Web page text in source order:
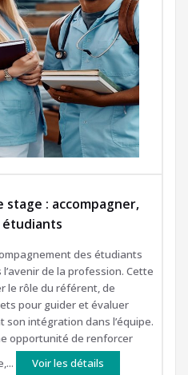
stage : accompagner,
des étudiants
de la profession. Cette
le rôle du référent, de
pour guider et évaluer
son intégration dans l’équipe.
opportunité de renforcer
Voir les détails